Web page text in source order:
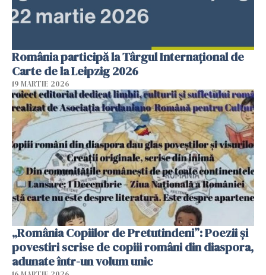
România participă la Târgul Internațional de
Carte de la Leipzig 2026
19 MARTIE 2026
„România Copiilor de Pretutindeni”: Poezii și
povestiri scrise de copiii români din diaspora,
adunate într-un volum unic